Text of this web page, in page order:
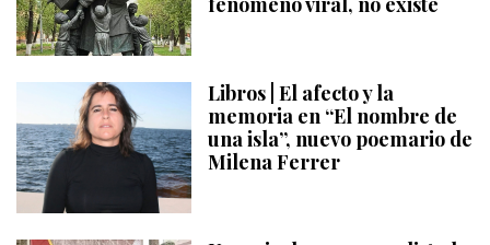
Libros | El afecto y la
memoria en “El nombre de
una isla”, nuevo poemario de
Milena Ferrer